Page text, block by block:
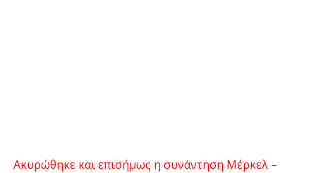
Ακυρώθηκε και επισήμως η συνάντηση Μέρκελ –